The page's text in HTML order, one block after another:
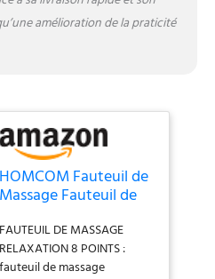
usage pérenne en toute
sécurité - Revêtement
amélioration de la praticité
HOMCOM Fauteuil de
Massage Fauteuil de
Inclinable Gris
FAUTEUIL DE MASSAGE
RELAXATION 8 POINTS :
fauteuil de massage